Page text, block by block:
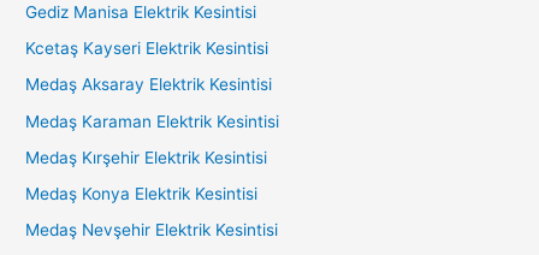
Gediz Manisa Elektrik Kesintisi
Kcetaş Kayseri Elektrik Kesintisi
Medaş Aksaray Elektrik Kesintisi
Medaş Karaman Elektrik Kesintisi
Medaş Kırşehir Elektrik Kesintisi
Medaş Konya Elektrik Kesintisi
Medaş Nevşehir Elektrik Kesintisi